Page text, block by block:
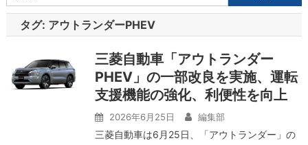
索:
タグ: アウトランダーPHEV
三菱自動車「アウトランダー
PHEV」の一部改良を実施、運転
支援機能の強化、利便性を向上
2026年6月25日 編集部
三菱自動車は6月25日、「アウトランダー」の